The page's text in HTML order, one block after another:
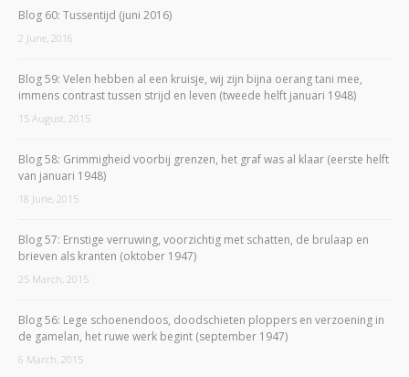
Blog 60: Tussentijd (juni 2016)
2 June, 2016
Blog 59: Velen hebben al een kruisje, wij zijn bijna oerang tani mee,
immens contrast tussen strijd en leven (tweede helft januari 1948)
15 August, 2015
Blog 58: Grimmigheid voorbij grenzen, het graf was al klaar (eerste helft
van januari 1948)
18 June, 2015
Blog 57: Ernstige verruwing, voorzichtig met schatten, de brulaap en
brieven als kranten (oktober 1947)
25 March, 2015
Blog 56: Lege schoenendoos, doodschieten ploppers en verzoening in
de gamelan, het ruwe werk begint (september 1947)
6 March, 2015